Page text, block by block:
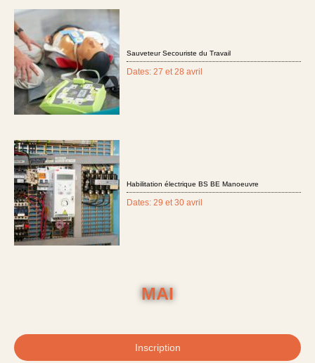
Sauveteur Secouriste du Travail
Dates: 27 et 28 avril
Habilitation électrique BS BE Manoeuvre
Dates: 29 et 30 avril
MAI
Inscription